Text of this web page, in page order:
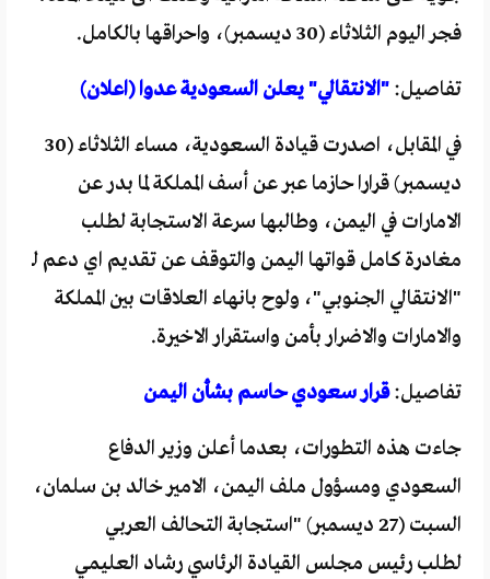
فجر اليوم الثلاثاء (30 ديسمبر)، واحراقها بالكامل.
تفاصيل: "الانتقالي" يعلن السعودية عدوا (اعلان)
في المقابل، اصدرت قيادة السعودية، مساء الثلاثاء (30
ديسمبر) قرارا حازما عبر عن أسف المملكة لما بدر عن
الامارات في اليمن، وطالبها سرعة الاستجابة لطلب
مغادرة كامل قواتها اليمن والتوقف عن تقديم اي دعم لـ
"الانتقالي الجنوبي"، ولوح بانهاء العلاقات بين المملكة
والامارات والاضرار بأمن واستقرار الاخيرة.
تفاصيل:قرار سعودي حاسم بشأن اليمن
جاءت هذه التطورات، بعدما أعلن وزير الدفاع
السعودي ومسؤول ملف اليمن، الامير خالد بن سلمان،
السبت (27 ديسمبر) "استجابة التحالف العربي
لطلب رئيس مجلس القيادة الرئاسي رشاد العليمي